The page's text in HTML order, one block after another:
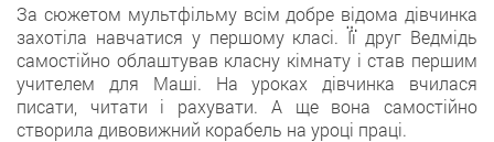
За сюжетом мультфільму всім добре відома дівчинка
захотіла навчатися у першому класі. Її друг Ведмідь
самостійно облаштував класну кімнату і став першим
учителем для Маші. На уроках дівчинка вчилася
писати, читати і рахувати. А ще вона самостійно
створила дивовижний корабель на уроці праці.